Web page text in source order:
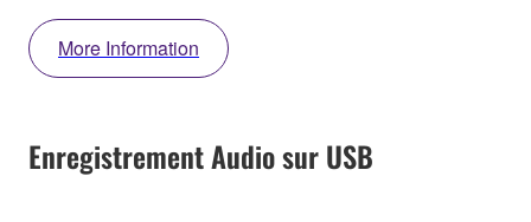
More Information
Enregistrement Audio sur USB